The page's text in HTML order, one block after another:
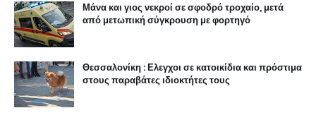
Μάνα και γιος νεκροί σε σφοδρό τροχαίο, μετά
από μετωπική σύγκρουση με φορτηγό
Θεσσαλονίκη : Ελεγχοι σε κατοικίδια και πρόστιμα
στους παραβάτες ιδιοκτήτες τους